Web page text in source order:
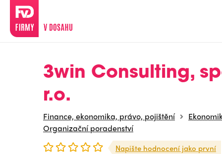
3win Consulting,
r.o.
Finance, ekonomika, právo, pojištění
Organizační poradenství
Napište hodnocení jako první